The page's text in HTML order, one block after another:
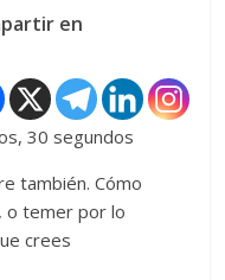
en
30 segundos
también. Cómo
o temer por lo
crees